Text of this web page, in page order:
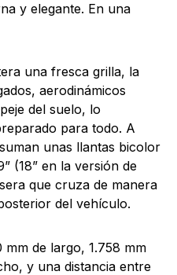
y elegante. En una
una fresca grilla, la
aerodinámicos
del suelo, lo
para todo. A
unas llantas bicolor
(18” en la versión de
que cruza de manera
del vehículo.
mm de largo, 1.758 mm
y una distancia entre